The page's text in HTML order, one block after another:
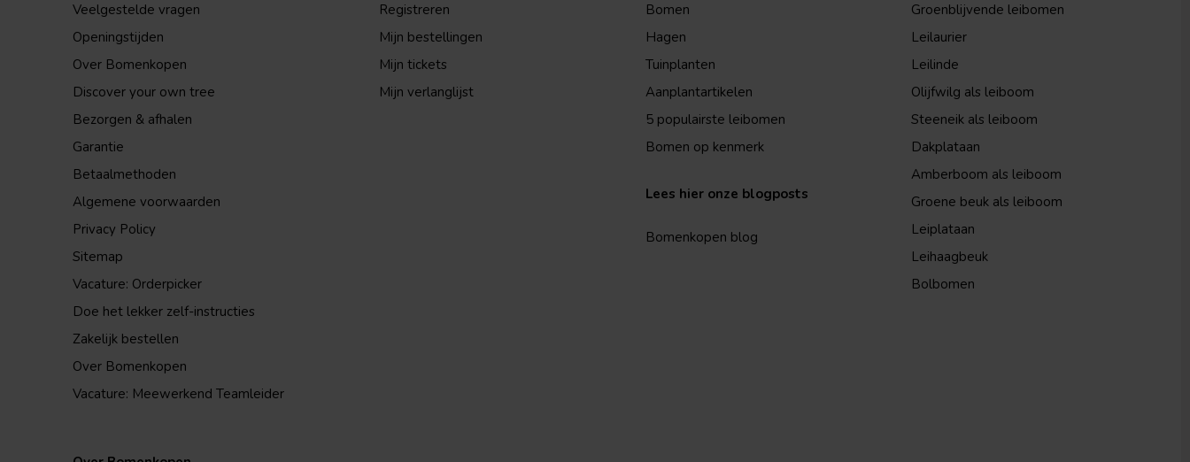
Veelgestelde vragen
Openingstijden
Over Bomenkopen
Discover your own tree
Bezorgen & afhalen
Garantie
Betaalmethoden
Algemene voorwaarden
Privacy Policy
Sitemap
Vacature: Orderpicker
Doe het lekker zelf-instructies
Zakelijk bestellen
Over Bomenkopen
Vacature: Meewerkend Teamleider
Registreren
Mijn bestellingen
Mijn tickets
Mijn verlanglijst
Bomen
Hagen
Tuinplanten
Aanplantartikelen
5 populairste leibomen
Bomen op kenmerk
Lees hier onze blogposts
Bomenkopen blog
Groenblijvende leibomen
Leilaurier
Leilinde
Olijfwilg als leiboom
Steeneik als leiboom
Dakplataan
Amberboom als leiboom
Groene beuk als leiboom
Leiplataan
Leihaagbeuk
Bolbomen